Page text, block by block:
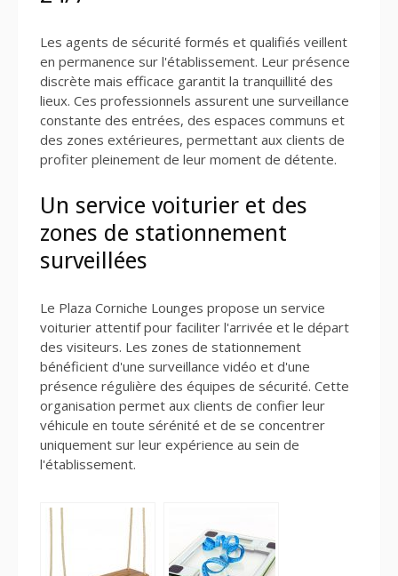
Les agents de sécurité formés et qualifiés veillent
en permanence sur l'établissement. Leur présence
discrète mais efficace garantit la tranquillité des
lieux. Ces professionnels assurent une surveillance
constante des entrées, des espaces communs et
des zones extérieures, permettant aux clients de
profiter pleinement de leur moment de détente.
Un service voiturier et des
zones de stationnement
surveillées
Le Plaza Corniche Lounges propose un service
voiturier attentif pour faciliter l'arrivée et le départ
des visiteurs. Les zones de stationnement
bénéficient d'une surveillance vidéo et d'une
présence régulière des équipes de sécurité. Cette
organisation permet aux clients de confier leur
véhicule en toute sérénité et de se concentrer
uniquement sur leur expérience au sein de
l'établissement.